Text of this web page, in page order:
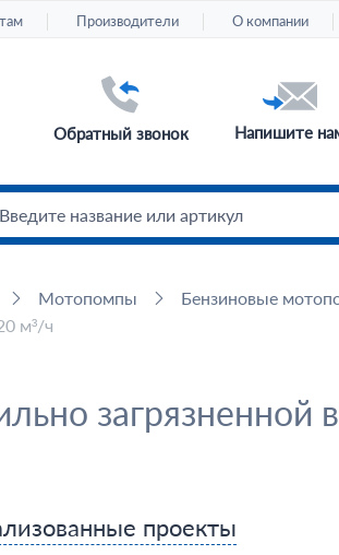
Производители О компании
Обратный звонок Напишите
Мотопомпы
Бензиновые
м³/ч
загрязненной
проекты